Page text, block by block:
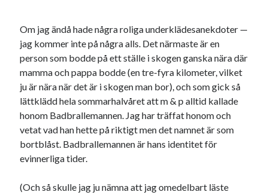
Om jag ändå hade några roliga underklädesanekdoter —
jag kommer inte på några alls. Det närmaste är en
person som bodde på ett ställe i skogen ganska nära där
mamma och pappa bodde (en tre-fyra kilometer, vilket
ju är nära när det är i skogen man bor), och som gick så
lättklädd hela sommarhalvåret att m & p alltid kallade
honom Badbrallemannen. Jag har träffat honom och
vetat vad han hette på riktigt men det namnet är som
bortblåst. Badbrallemannen är hans identitet för
evinnerliga tider.
(Och så skulle jag ju nämna att jag omedelbart läste